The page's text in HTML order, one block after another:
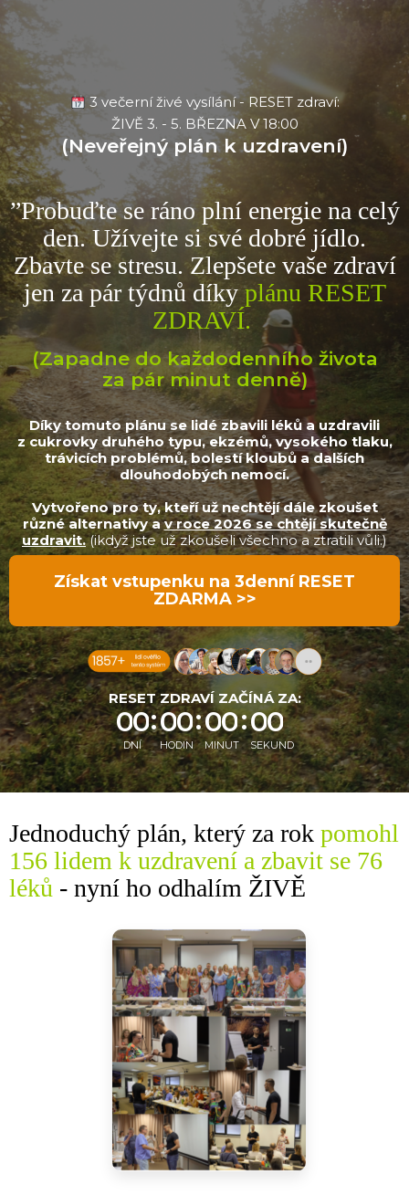
3 večerní živé vysílání - RESET zdraví:
ŽIVĚ 3. - 5. BŘEZNA V 18:00
(Neveřejný plán k uzdravení)
”Probuďte se ráno plní energie na celý
den. Užívejte si své dobré jídlo.
Zbavte se stresu. Zlepšete vaše zdraví
jen za pár týdnů díkyplánu RESET
ZDRAVÍ.
(Zapadne do každodenního života
za pár minut denně)
Díky tomuto plánu se lidé zbavili léků a uzdravili
z cukrovky druhého typu, ekzémů, vysokého tlaku,
trávicích problémů, bolestí kloubů a dalších
dlouhodobých nemocí.
Vytvořeno pro ty, kteří už nechtějí dále zkoušet
různé alternativy av roce 2026 se chtějí skutečně
uzdravit.(ikdyž jste už zkoušeli všechno a ztratili vůli.)
Získat vstupenku na 3denní RESET
ZDARMA >>
RESET ZDRAVÍ ZAČÍNÁ ZA:
00
DNÍ
00
HODIN
00
MINUT
00
SEKUND
Jednoduchý plán, který za rok pomohl
156 lidem k uzdravení a zbavit se 76
léků - nyní ho odhalím ŽIVĚ